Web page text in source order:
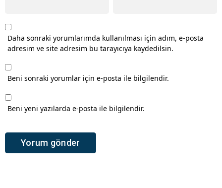
Daha sonraki yorumlarımda kullanılması için adım, e-posta
adresim ve site adresim bu tarayıcıya kaydedilsin.
Beni sonraki yorumlar için e-posta ile bilgilendir.
Beni yeni yazılarda e-posta ile bilgilendir.